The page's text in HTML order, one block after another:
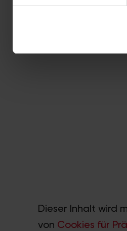
Wir verwenden Cookies,
und die Zugriffe auf unsere
Dieser Inhalt wird
von Cookies für